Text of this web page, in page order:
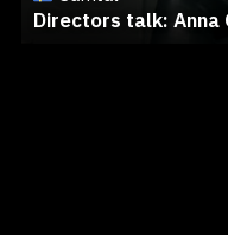
Directors talk: Anna